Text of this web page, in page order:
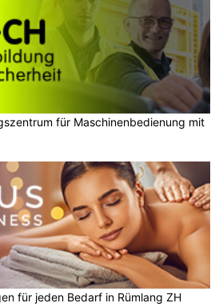
für Maschinenbedienung mit
für jeden Bedarf in Rümlang ZH